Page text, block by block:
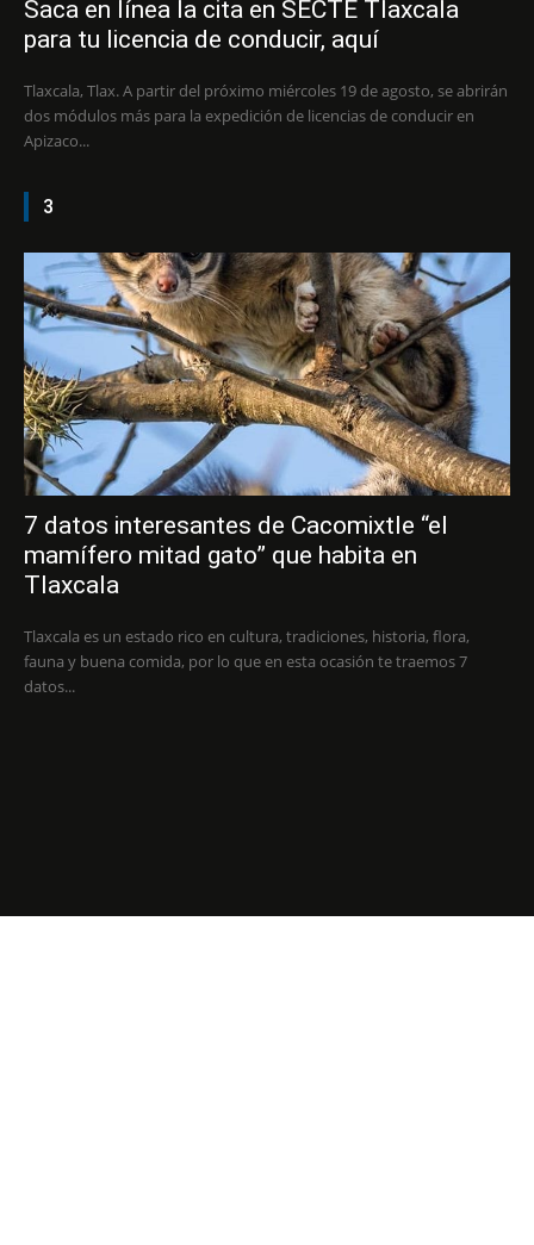
Saca en línea la cita en SECTE Tlaxcala
para tu licencia de conducir, aquí
Tlaxcala, Tlax. A partir del próximo miércoles 19 de agosto, se abrirán
dos módulos más para la expedición de licencias de conducir en
Apizaco...
3
7 datos interesantes de Cacomixtle “el
mamífero mitad gato” que habita en
Tlaxcala
Tlaxcala es un estado rico en cultura, tradiciones, historia, flora,
fauna y buena comida, por lo que en esta ocasión te traemos 7
datos...